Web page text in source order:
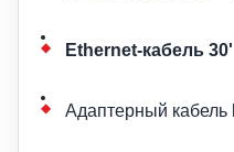
Ethernet-кабель 30'
Адаптерный кабель